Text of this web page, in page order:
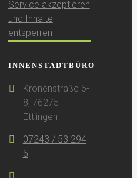
Service akzeptieren
und Inhalte
entsperren
INNENSTADTBÜRO
Kronenstraße 6-
8, 76275
Ettlingen
07243 / 53 294
6